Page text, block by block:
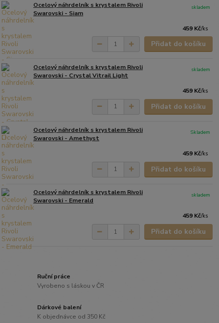
Ocelový náhrdelník s krystalem Rivoli
Swarovski - Siam
459 Kč/ks
skladem
Přidat do košíku
Ocelový náhrdelník s krystalem Rivoli
Swarovski - Crystal Vitrail Light
459 Kč/ks
skladem
Přidat do košíku
Ocelový náhrdelník s krystalem Rivoli
Swarovski - Amethyst
459 Kč/ks
Skladem
Přidat do košíku
Ocelový náhrdelník s krystalem Rivoli
Swarovski - Emerald
459 Kč/ks
skladem
Přidat do košíku
Ruční práce
Vyrobeno s láskou v ČR
Dárkové balení
K objednávce od 350 Kč